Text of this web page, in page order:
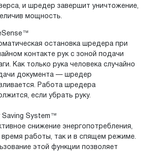
и шредер завершит уничтожение,
мощность.
остановка шредера при
контакте рук с зоной подачи
Как только рука человека случайно
документа — шредер
Работа шредера
если убрать руку.
Saving System™
снижение энергопотребления,
время работы, так и в спящем режиме.
этой функции позволяет